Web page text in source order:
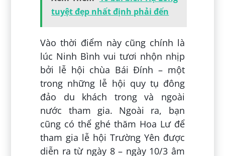
tuyệt đẹp nhất định phải đến
Vào thời điểm này cũng chính là
lúc Ninh Bình vui tươi nhộn nhịp
bởi lễ hội chùa Bái Đính – một
trong những lễ hội quy tụ đông
đảo du khách trong và ngoài
nước tham gia. Ngoài ra, bạn
cũng có thể ghé thăm Hoa Lư để
tham gia lễ hội Trường Yên được
diễn ra từ ngày 8 – ngày 10/3 âm